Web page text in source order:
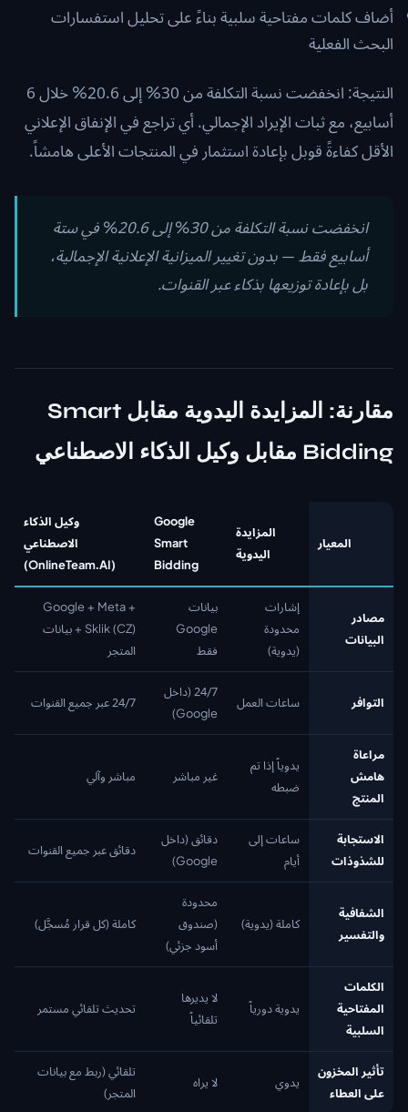
أضاف كلمات مفتاحية سلبية بناءً على تحليل استفسارات
البحث الفعلية
النتيجة: انخفضت نسبة التكلفة من 30% إلى 20.6% خلال 6
أسابيع، مع ثبات الإيراد الإجمالي. أي تراجع في الإنفاق الإعلاني
الأقل كفاءةً قوبل بإعادة استثمار في المنتجات الأعلى هامشاً.
انخفضت نسبة التكلفة من 30% إلى 20.6% في ستة
أسابيع فقط — بدون تغيير الميزانية الإعلانية الإجمالية،
بل بإعادة توزيعها بذكاء عبر القنوات.
مقارنة: المزايدة اليدوية مقابل Smart
Bidding مقابل وكيل الذكاء الاصطناعي
المعيار
المزايدة
اليدوية
Google
Smart
Bidding
وكيل الذكاء
الاصطناعي
(OnlineTeam.AI)
مصادر
البيانات
إشارات
محدودة
(يدوية)
بيانات
Google
فقط
Google + Meta +
Sklik (CZ) + بيانات
المتجر
التوافر ساعات العمل
24/7 (داخل
Google)
24/7 عبر جميع القنوات
مراعاة
هامش
المنتج
يدوياً إذا تم
ضبطه
غير مباشر مباشر وآلي
الاستجابة
للشذوذات
ساعات إلى
أيام
دقائق (داخل
Google)
دقائق عبر جميع القنوات
الشفافية
والتفسير
كاملة (يدوية)
محدودة
(صندوق
أسود جزئي)
كاملة (كل قرار مُسجَّل)
الكلمات
المفتاحية
السلبية
يدوية دورياً
لا يديرها
تلقائياً
تحديث تلقائي مستمر
تأثير المخزون
على العطاء
يدوي لا يراه
تلقائي (ربط مع بيانات
المتجر)